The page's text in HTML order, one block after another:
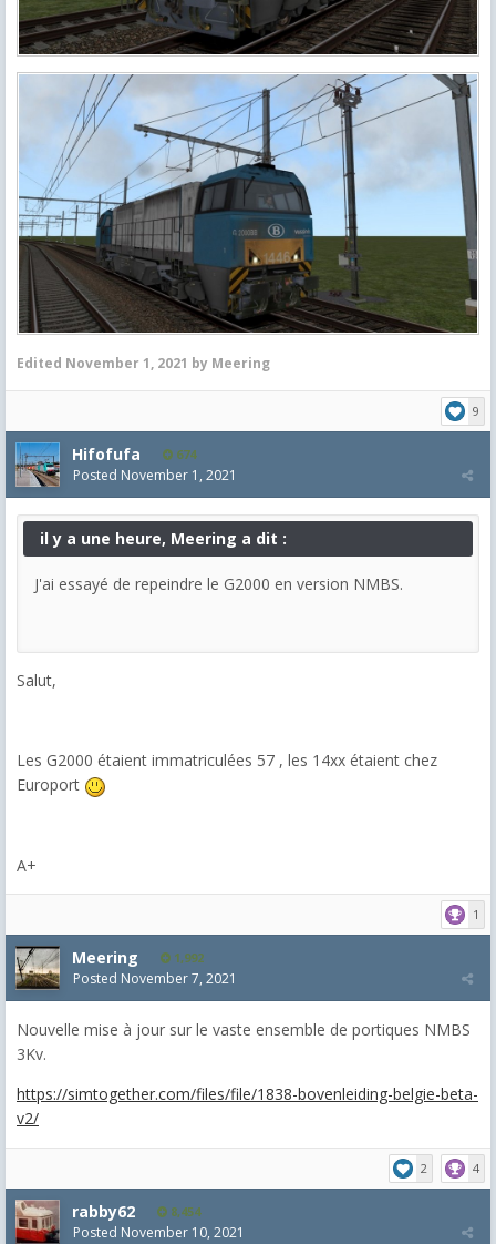
Edited November 1, 2021 by Meering
9
Hifofufa 674
Posted November 1, 2021
il y a une heure, Meering a dit :
J'ai essayé de repeindre le G2000 en version NMBS.
Salut,
Les G2000 étaient immatriculées 57 , les 14xx étaient chez
Europort
A+
1
Meering 1,992
Posted November 7, 2021
Nouvelle mise à jour sur le vaste ensemble de portiques NMBS
3Kv.
https://simtogether.com/files/file/1838-bovenleiding-belgie-beta-
v2/
2 4
rabby62 8,454
Posted November 10, 2021